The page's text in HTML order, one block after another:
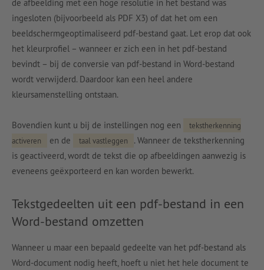
de afbeelding met een hoge resolutie in het bestand was
ingesloten (bijvoorbeeld als PDF X3) of dat het om een
beeldschermgeoptimaliseerd pdf-bestand gaat. Let erop dat ook
het kleurprofiel – wanneer er zich een in het pdf-bestand
bevindt – bij de conversie van pdf-bestand in Word-bestand
wordt verwijderd. Daardoor kan een heel andere
kleursamenstelling ontstaan.
Bovendien kunt u bij de instellingen nog een
tekstherkenning
activeren
en de taal vastleggen
. Wanneer de tekstherkenning
is geactiveerd, wordt de tekst die op afbeeldingen aanwezig is
eveneens geëxporteerd en kan worden bewerkt.
Tekstgedeelten uit een pdf-bestand in een
Word-bestand omzetten
Wanneer u maar een bepaald gedeelte van het pdf-bestand als
Word-document nodig heeft, hoeft u niet het hele document te